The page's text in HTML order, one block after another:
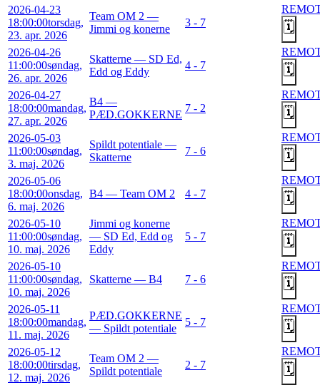
2026-04-23
18:00:00torsdag,
23. apr. 2026
Team OM 2 —
Jimmi og konerne
3 - 7 🗓️
2026-04-26
11:00:00søndag,
26. apr. 2026
Skatterne — SD Ed,
Edd og Eddy
4 - 7 🗓️
2026-04-27
18:00:00mandag,
27. apr. 2026
B4 —
PÆD.GOKKERNE
7 - 2 🗓️
2026-05-03
11:00:00søndag,
3. maj. 2026
Spildt potentiale —
Skatterne
7 - 6 🗓️
2026-05-06
18:00:00onsdag,
6. maj. 2026
B4 — Team OM 2 4 - 7 🗓️
2026-05-10
11:00:00søndag,
10. maj. 2026
Jimmi og konerne
— SD Ed, Edd og
Eddy
5 - 7 🗓️
2026-05-10
11:00:00søndag,
10. maj. 2026
Skatterne — B4 7 - 6 🗓️
2026-05-11
18:00:00mandag,
11. maj. 2026
PÆD.GOKKERNE
— Spildt potentiale
5 - 7 🗓️
2026-05-12
18:00:00tirsdag,
12. maj. 2026
Team OM 2 —
Spildt potentiale
2 - 7 🗓️